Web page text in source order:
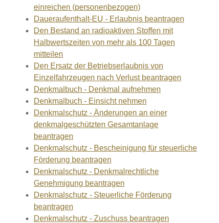
einreichen (personenbezogen)
Daueraufenthalt-EU - Erlaubnis beantragen
Den Bestand an radioaktiven Stoffen mit
Halbwertszeiten von mehr als 100 Tagen
mitteilen
Den Ersatz der Betriebserlaubnis von
Einzelfahrzeugen nach Verlust beantragen
Denkmalbuch - Denkmal aufnehmen
Denkmalbuch - Einsicht nehmen
Denkmalschutz - Änderungen an einer
denkmalgeschützten Gesamtanlage
beantragen
Denkmalschutz - Bescheinigung für steuerliche
Förderung beantragen
Denkmalschutz - Denkmalrechtliche
Genehmigung beantragen
Denkmalschutz - Steuerliche Förderung
beantragen
Denkmalschutz - Zuschuss beantragen